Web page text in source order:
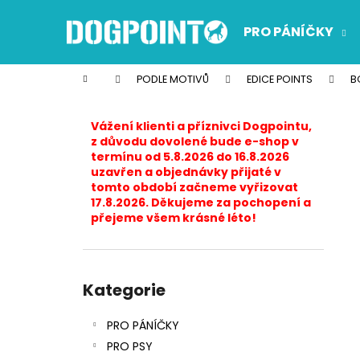
PRO PÁNÍČKY
Domů PODLE MOTIVŮ EDICE POINTS
Vážení klienti a příznivci Dogpointu,
z důvodu dovolené bude e-shop v
termínu od 5.8.2026 do 16.8.2026
uzavřen a objednávky přijaté v
tomto období začneme vyřizovat
17.8.2026. Děkujeme za pochopení a
přejeme všem krásné léto!
kategorie
Kategorie
PRO PÁNÍČKY
PRO PSY
í
Zpět
do
Zpět
do